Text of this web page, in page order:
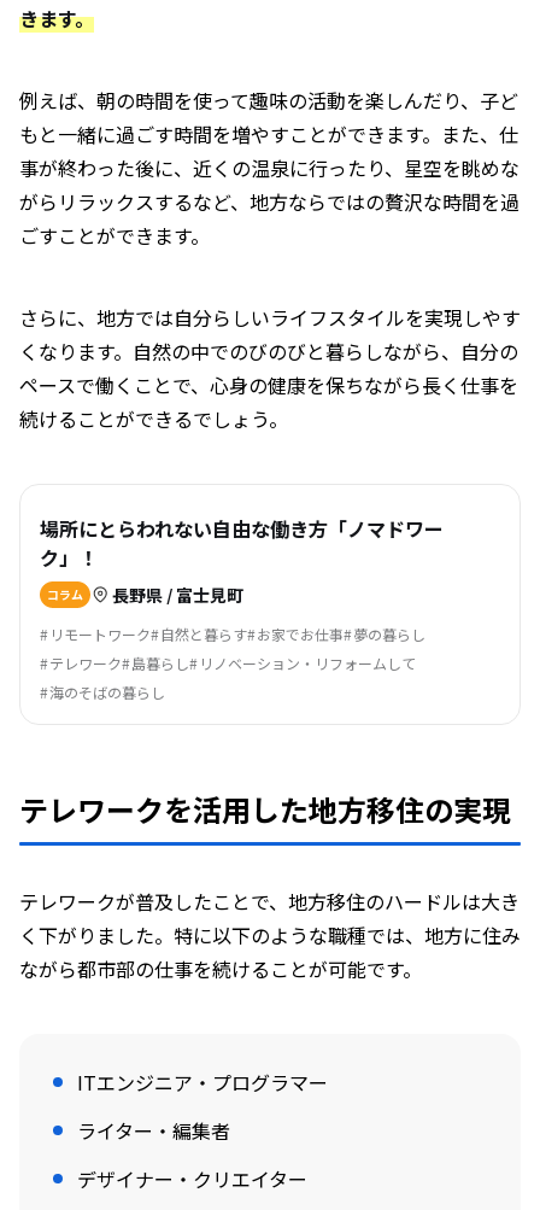
きます。
例えば、朝の時間を使って趣味の活動を楽しんだり、子ど
もと一緒に過ごす時間を増やすことができます。また、仕
事が終わった後に、近くの温泉に行ったり、星空を眺めな
がらリラックスするなど、地方ならではの贅沢な時間を過
ごすことができます。
さらに、地方では自分らしいライフスタイルを実現しやす
くなります。自然の中でのびのびと暮らしながら、自分の
ペースで働くことで、心身の健康を保ちながら長く仕事を
続けることができるでしょう。
場所にとらわれない自由な働き方「ノマドワー
ク」！
コラム 長野県 / 富士見町
リモートワーク 自然と暮らす お家でお仕事 夢の暮らし
テレワーク 島暮らし
リノベーション・リフォームして
海のそばの暮らし
テレワークを活用した地方移住の実現
テレワークが普及したことで、地方移住のハードルは大き
く下がりました。特に以下のような職種では、地方に住み
ながら都市部の仕事を続けることが可能です。
ITエンジニア・プログラマー
ライター・編集者
デザイナー・クリエイター